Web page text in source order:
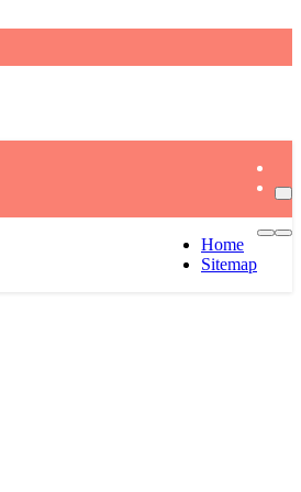
Home
Sitemap